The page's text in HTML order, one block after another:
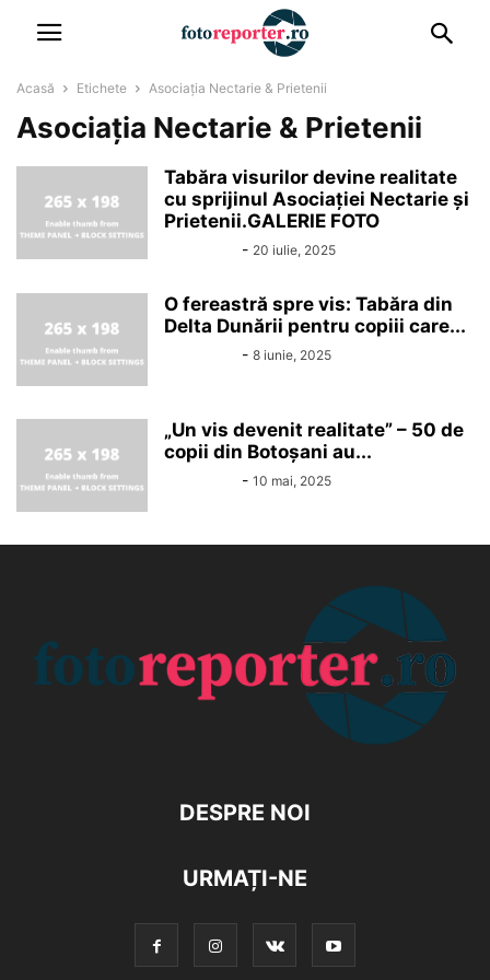
Acasă Etichete Asociația Nectarie & Prietenii
Asociația Nectarie & Prietenii
Tabăra visurilor devine realitate
cu sprijinul Asociației Nectarie și
Prietenii.GALERIE FOTO
- 20 iulie, 2025
O fereastră spre vis: Tabăra din
Delta Dunării pentru copiii care...
- 8 iunie, 2025
„Un vis devenit realitate” – 50 de
copii din Botoșani au...
- 10 mai, 2025
DESPRE NOI
URMAȚI-NE